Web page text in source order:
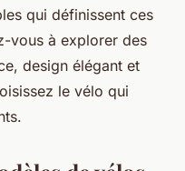
qui définissent ces
vous à explorer des
design élégant et
le vélo qui